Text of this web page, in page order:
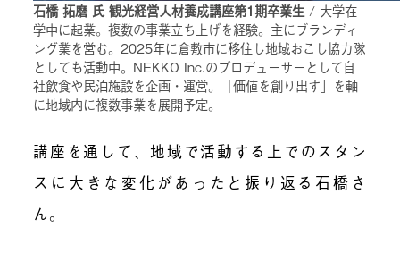
石橋 拓磨 氏 観光経営人材養成講座第1期卒業生 / 大学在
学中に起業。複数の事業立ち上げを経験。主にブランディ
ング業を営む。2025年に倉敷市に移住し地域おこし協力隊
としても活動中。NEKKO Inc.のプロデューサーとして自
社飲食や民泊施設を企画・運営。「価値を創り出す」を軸
に地域内に複数事業を展開予定。
講座を通して、地域で活動する上でのスタン
スに大きな変化があったと振り返る石橋さ
ん。